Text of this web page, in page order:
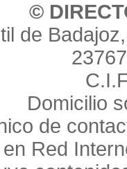
©
de
Domicilio
de
Red